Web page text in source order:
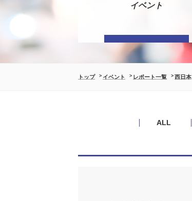
イベント
トップ イベント レポート一覧 西日本
ALL